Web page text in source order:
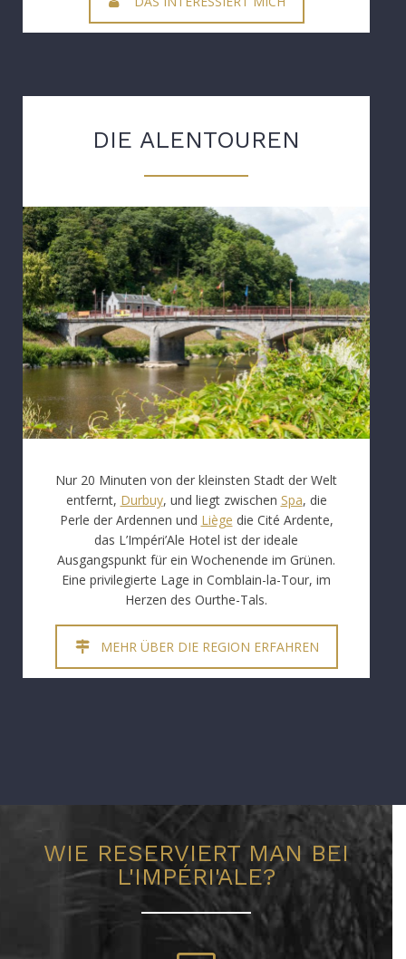
DIE ALENTOUREN
Nur 20 Minuten von der kleinsten Stadt der Welt
entfernt, Durbuy, und liegt zwischen Spa, die
Perle der Ardennen und Liège die Cité Ardente,
das L’Impéri’Ale Hotel ist der ideale
Ausgangspunkt für ein Wochenende im Grünen.
Eine privilegierte Lage in Comblain-la-Tour, im
Herzen des Ourthe-Tals.
MEHR ÜBER DIE REGION ERFAHREN
WIE RESERVIERT MAN BEI
L'IMPÉRI'ALE?